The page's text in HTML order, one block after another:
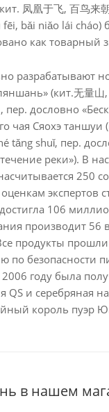
凤凰于飞, 百鸟来
fēi, bǎi niǎo lái cháo)
как товарный
разрабатывают
(кит.无量
пер. дословно
чая Сяохэ таншуи
tǎng shuǐ, пер.
реки»). В
250
экспертов
106
производит 56
продукты прошли
по безопасности
году была
QS и серебряная
король пуэр
в нашем